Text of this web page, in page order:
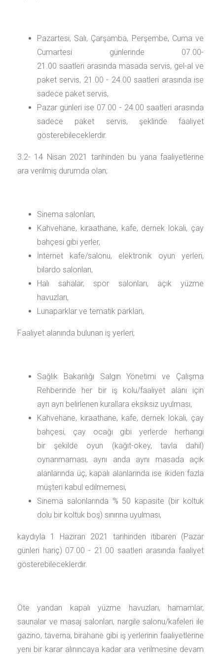
Pazartesi, Salı, Çarşamba, Perşembe, Cuma ve
Cumartesi günlerinde 07.00-
21.00 saatleri arasında masada servis, gel-al ve
paket servis, 21.00 - 24.00 saatleri arasında ise
sadece paket servis,
Pazar günleri ise 07.00 - 24.00 saatleri arasında
sadece paket servis, şeklinde faaliyet
gösterebileceklerdir.
3.2- 14 Nisan 2021 tarihinden bu yana faaliyetlerine
ara verilmiş durumda olan;
Sinema salonları,
Kahvehane, kıraathane, kafe, dernek lokali, çay
bahçesi gibi yerler,
İnternet kafe/salonu, elektronik oyun yerleri,
bilardo salonları,
Halı sahalar, spor salonları, açık yüzme
havuzları,
Lunaparklar ve tematik parkları,
Faaliyet alanında bulunan iş yerleri;
Sağlık Bakanlığı Salgın Yönetimi ve Çalışma
Rehberinde her bir iş kolu/faaliyet alanı için
ayrı ayrı belirlenen kurallara eksiksiz uyulması,
Kahvehane, kıraathane, kafe, dernek lokali, çay
bahçesi, çay ocağı gibi yerlerde herhangi
bir şekilde oyun (kağıt-okey, tavla dahil)
oynanmaması, aynı anda aynı masada açık
alanlarında üç, kapalı alanlarında ise ikiden fazla
müşteri kabul edilmemesi,
Sinema salonlarında % 50 kapasite (bir koltuk
dolu bir koltuk boş) sınırına uyulması,
kaydıyla 1 Haziran 2021 tarihinden itibaren (Pazar
günleri hariç) 07.00 - 21.00 saatleri arasında faaliyet
gösterebileceklerdir.
Öte yandan kapalı yüzme havuzları, hamamlar,
saunalar ve masaj salonları, nargile salonu/kafeleri ile
gazino, taverna, birahane gibi iş yerlerinin faaliyetlerine
yeni bir karar alınıncaya kadar ara verilmesine devam